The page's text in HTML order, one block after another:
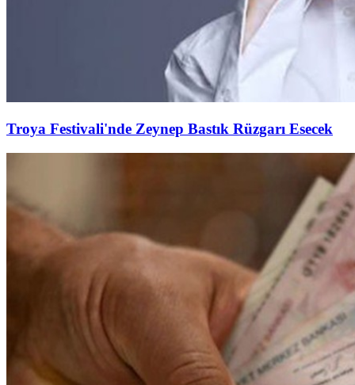
Troya Festivali'nde Zeynep Bastık Rüzgarı Esecek